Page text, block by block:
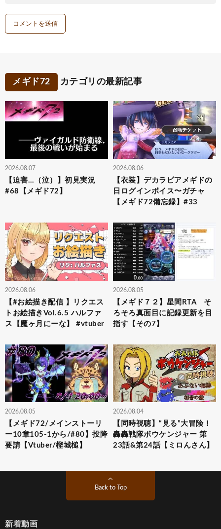
メギド72 カテゴリの最新記事
2026.08.07
【迫害…（泣）】初見実況
#68【メギド72】
2026.08.06
【衣装】デカラビアメギドの
日ログインボイス〜ガチャ
【メギド72備忘録】#33
2026.08.06
【#お絵描き配信 】リクエス
トお絵描きVol.6.5 ハルファ
ス【魔ヶ月にーな】 #vtuber
2026.08.05
【メギド７２】星間RTA そ
ろそろ真面目に記録更新を目
指す【その7】
2026.08.05
【メギド72/メインストーリ
ー10章105-1から/#80】投降
要請【Vtuber/樫城槌】
2026.08.04
【同時視聴】“見る”大冒険！
轟轟戦隊ボウケンジャー 第
23話&第24話【ミロんさん】
Back to Top
新着動画